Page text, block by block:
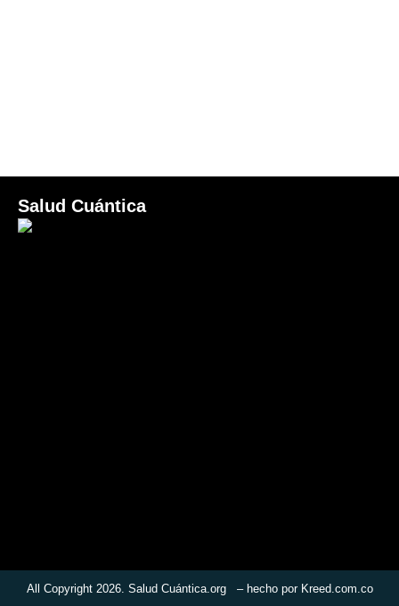
Salud Cuántica
All Copyright 2026. Salud Cuántica.org – hecho por Kreed.com.co